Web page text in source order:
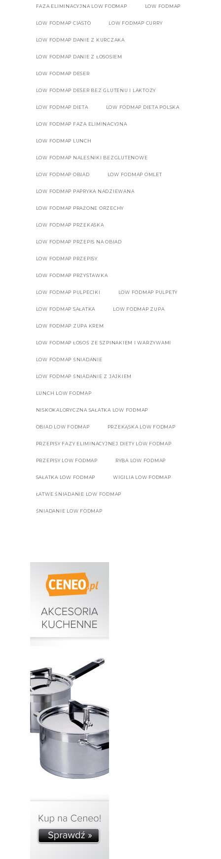
FAZA ELIMINACYJNA LOW FODMAP LOW FODMAP
LOW FODMAP CIASTO LOW FODMAP CURRY
LOW FODMAP DANIE Z KURCZAKA
LOW FODMAP DANIE Z ŁOSOSIEM
LOW FODMAP DESER
LOW FODMAP DESER BEZ GLUTENU I LAKTOZY
LOW FODMAP DIETA LOW FODMAP DIETA POLSKA
LOW FODMAP FAZA ELIMINACYJNA
LOW FODMAP LUNCH
LOW FODMAP NALEŚNIKI BEZGLUTENOWE
LOW FODMAP OBIAD LOW FODMAP OMLET
LOW FODMAP PAPRYKA NADZIEWANA
LOW FODMAP PRAŻONE ORZECHY
LOW FODMAP PRZEKASKA
LOW FODMAP PRZEPIS NA OBIAD
LOW FODMAP PRZEPISY
LOW FODMAP PRZYSTAWKA
LOW FODMAP PULPECIKI LOW FODMAP PULPETY
LOW FODMAP SAŁATKA LOW FODMAP ZUPA
LOW FODMAP ZUPA KREM
LOW FODMAP ŁOSOŚ ZE SZPINAKIEM I WARZYWAMI
LOW FODMAP ŚNIADANIE
LOW FODMAP ŚNIADANIE Z JAJKIEM
LUNCH LOW FODMAP
NISKOKALORYCZNA SAŁATKA LOW FODMAP
OBIAD LOW FODMAP PRZEKĄSKA LOW FODMAP
PRZEPISY FAZY ELIMINACYJNEJ DIETY LOW FODMAP
PRZEPISY LOW FODMAP RYBA LOW FODMAP
SAŁATKA LOW FODMAP WIGILIA LOW FODMAP
ŁATWE ŚNIADANIE LOW FODMAP
ŚNIADANIE LOW FODMAP